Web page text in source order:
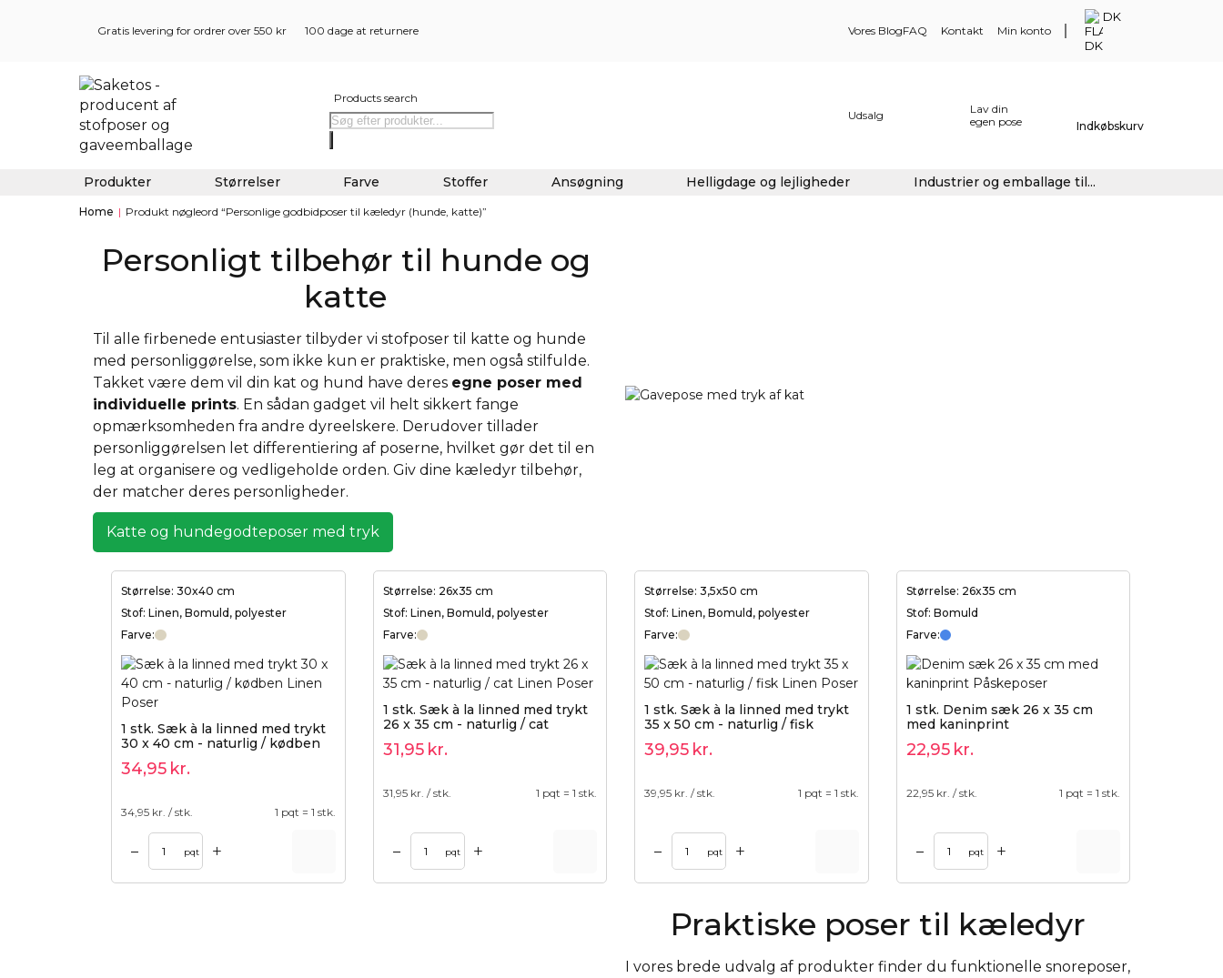
Gratis levering for ordrer over 550 kr 100 dage at returnere Vores BlogFAQ Kontakt Min konto
DK
Products search
Udsalg
Lav din
egen pose
Indkøbskurv
Produkter Størrelser Farve Stoffer Ansøgning Helligdage og lejligheder Industrier og emballage til...
Home | Produkt nøgleord “Personlige godbidposer til kæledyr (hunde, katte)”
Personligt tilbehør til hunde og
katte
Til alle firbenede entusiaster tilbyder vi stofposer til katte og hunde
med personliggørelse, som ikke kun er praktiske, men også stilfulde.
Takket være dem vil din kat og hund have deres egne poser med
individuelle prints. En sådan gadget vil helt sikkert fange
opmærksomheden fra andre dyreelskere. Derudover tillader
personliggørelsen let differentiering af poserne, hvilket gør det til en
leg at organisere og vedligeholde orden. Giv dine kæledyr tilbehør,
der matcher deres personligheder.
Katte og hundegodteposer med tryk
Størrelse: 30x40 cm
Stof: Linen, Bomuld, polyester
Farve:
1 stk. Sæk à la linned med trykt
30 x 40 cm - naturlig / kødben
34,95 kr.
34,95 kr. / stk. 1 pqt = 1 stk.
– pqt +
Størrelse: 26x35 cm
Stof: Linen, Bomuld, polyester
Farve:
1 stk. Sæk à la linned med trykt
26 x 35 cm - naturlig / cat
31,95 kr.
31,95 kr. / stk. 1 pqt = 1 stk.
– pqt +
Tilføj til kurv
Størrelse: 3,5x50 cm
Stof: Linen, Bomuld, polyester
Farve:
1 stk. Sæk à la linned med trykt
35 x 50 cm - naturlig / fisk
39,95 kr.
39,95 kr. / stk. 1 pqt = 1 stk.
– pqt +
Tilføj til kurv
Størrelse: 26x35 cm
Stof: Bomuld
Farve:
1 stk. Denim sæk 26 x 35 cm
med kaninprint
22,95 kr.
22,95 kr. / stk. 1 pqt = 1 stk.
– pqt +
Tilføj til kurv
Praktiske poser til kæledyr
I vores brede udvalg af produkter finder du funktionelle snoreposer,